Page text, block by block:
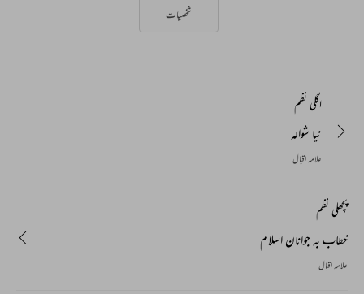
شخصیات
اگلی نظم
نیا شوالہ
علامہ اقبال
پچھلی نظم
خطاب بہ جوانان اسلام
علامہ اقبال